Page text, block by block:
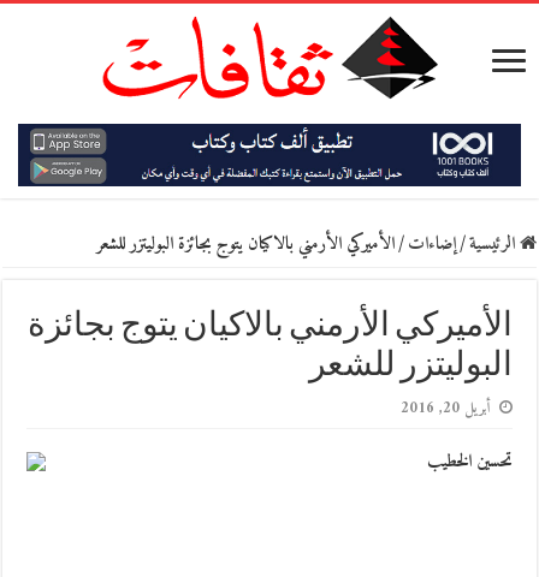
الرئيسية/إضاءات/الأميركي الأرمني بالاكيان يتوج بجائزة البوليتزر للشعر
الأميركي الأرمني بالاكيان يتوج بجائزة
البوليتزر للشعر
أبريل 20, 2016
تحسين الخطيب